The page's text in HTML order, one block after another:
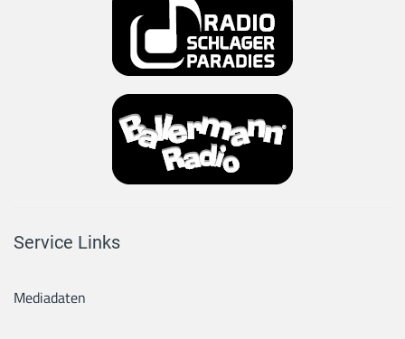
Service Links
Mediadaten